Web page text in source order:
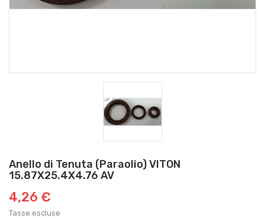
Anello di Tenuta (Paraolio) VITON
15.87X25.4X4.76 AV
4,26 €
Tasse escluse